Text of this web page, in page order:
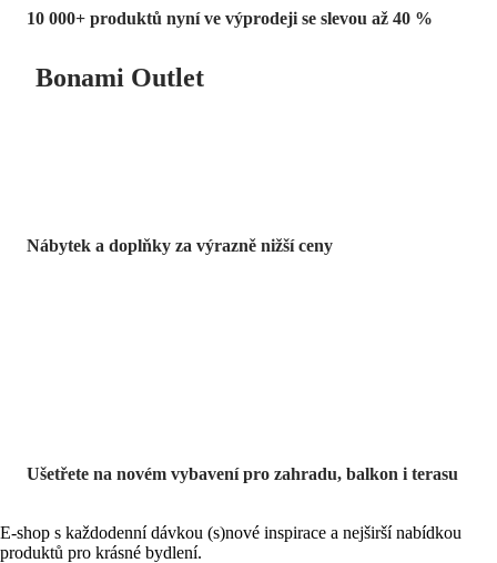
10 000+ produktů nyní ve výprodeji se slevou až 40 %
Bonami Outlet
Nábytek a doplňky za výrazně nižší ceny
Ušetřete na novém vybavení pro zahradu, balkon i terasu
E-shop s každodenní dávkou (s)nové inspirace a nejširší nabídkou
produktů pro krásné bydlení.